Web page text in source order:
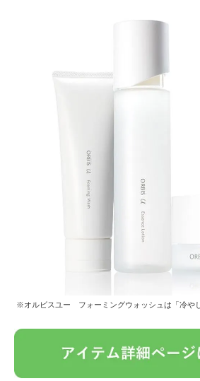
※オルビスユー フォーミングウォッシュは「冷や